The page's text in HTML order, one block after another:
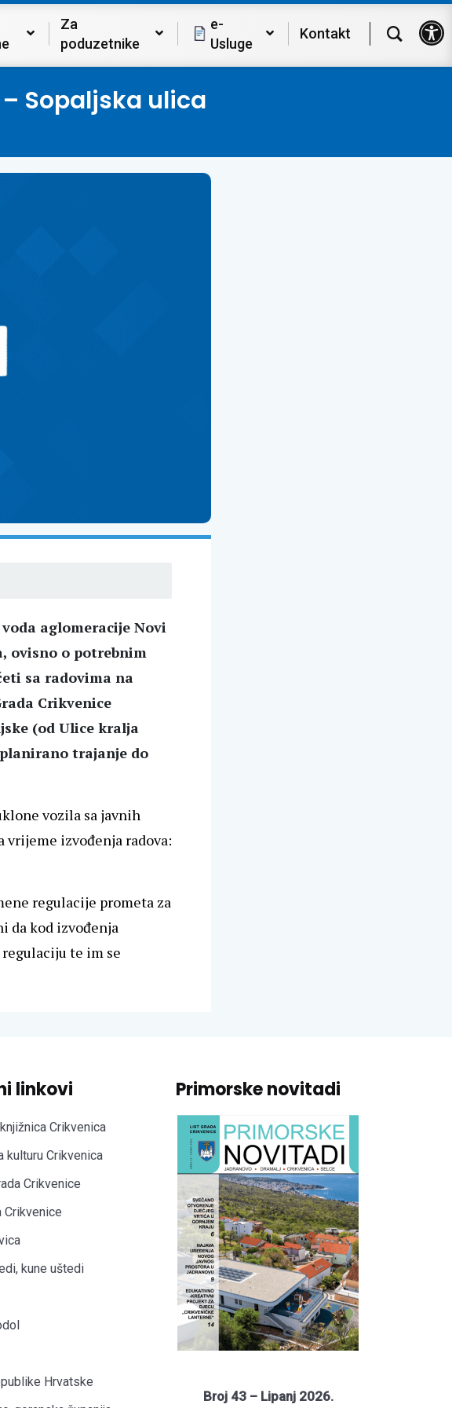
Za
poduzetnike
e-
Usluge
Kontakt
Sopaljska ulica
aglomeracije Novi
ovisno o potrebnim
sa radovima na
Crikvenice
(od Ulice kralja
planirano trajanje do
vozila sa javnih
vrijeme izvođenja radova:
regulacije prometa za
da kod izvođenja
te im se
linkovi
Crikvenica
kulturu Crikvenica
Crikvenice
Crikvenice
kune uštedi
Hrvatske
Primorske novitadi
Broj 43 – Lipanj 2026.